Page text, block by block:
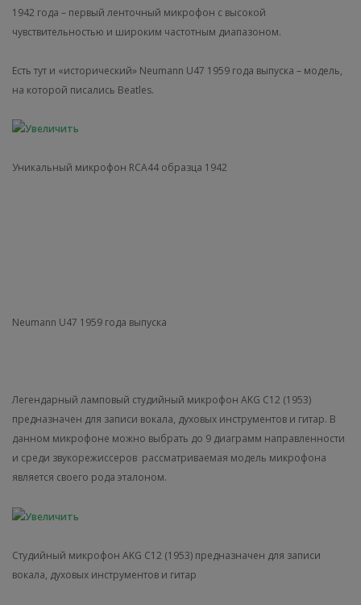
1942 года – первый ленточный микрофон с высокой
чувствительностью и широким частотным диапазоном.
Есть тут и «исторический» Neumann U47 1959 года выпуска – модель,
на которой писались Beatles.
Уникальный микрофон RCA44 образца 1942
Neumann U47 1959 года выпуска
Легендарный ламповый студийный микрофон AKG C12 (1953)
предназначен для записи вокала, духовых инструментов и гитар. В
данном микрофоне можно выбрать до 9 диаграмм направленности
и среди звукорежиссеров рассматриваемая модель микрофона
является своего рода эталоном.
Студийный микрофон AKG C12 (1953) предназначен для записи
вокала, духовых инструментов и гитар